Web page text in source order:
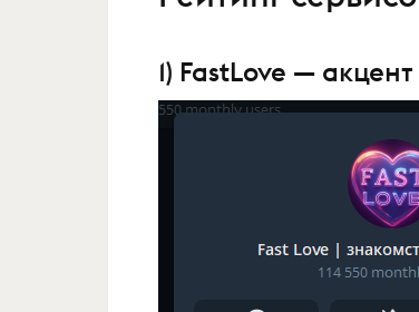
1) FastLove —